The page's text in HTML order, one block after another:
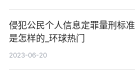
侵犯公民个人信息定罪量刑标准
是怎样的_环球热门
2023-06-20